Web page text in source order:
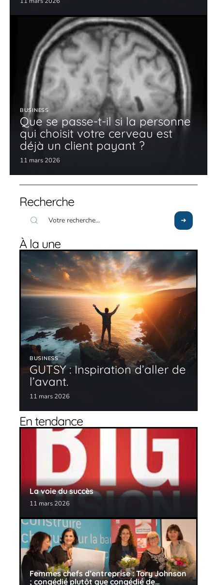
BUSINESS
Que se passe-t-il si la personne
qui choisit votre cerveau est
déjà un client payant ?
11 mars 2026
Recherche
À la une
BUSINESS
GUTSY : Inspiration d’aller de
l’avant.
11 mars 2026
En tendance
La voie du succès
11 mars 2026
Femmes chefs d’entreprise : Tory Johnson
; congédié plutôt que congédié de…